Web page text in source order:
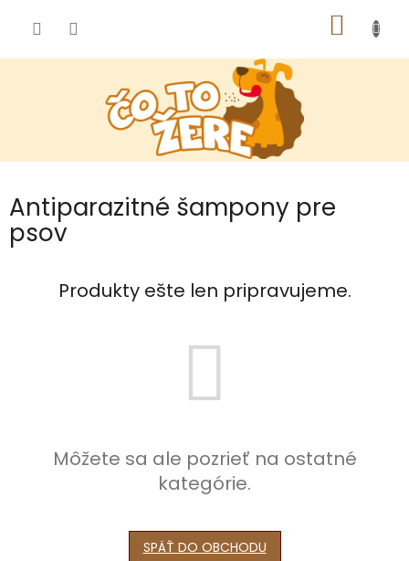
Antiparazitné šampony pre
psov
Produkty ešte len pripravujeme.
Môžete sa ale pozrieť na ostatné
kategórie.
SPÄŤ DO OBCHODU